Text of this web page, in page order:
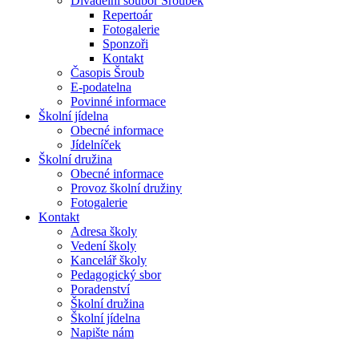
Repertoár
Fotogalerie
Sponzoři
Kontakt
Časopis Šroub
E-podatelna
Povinné informace
Školní jídelna
Obecné informace
Jídelníček
Školní družina
Obecné informace
Provoz školní družiny
Fotogalerie
Kontakt
Adresa školy
Vedení školy
Kancelář školy
Pedagogický sbor
Poradenství
Školní družina
Školní jídelna
Napište nám